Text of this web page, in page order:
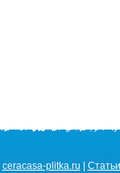
ceracasa-plitka.ru